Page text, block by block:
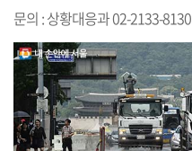
문의 : 상황대응과 02-2133-8130